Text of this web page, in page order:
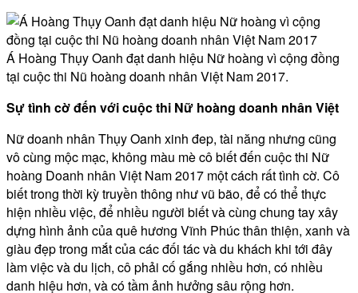
Á Hoàng Thụy Oanh đạt danh hiệu Nữ hoàng vì cộng đồng
tại cuộc thi Nũ hoàng doanh nhân Việt Nam 2017.
Sự tình cờ đến với cuộc thi Nữ hoàng doanh nhân Việt
Nữ doanh nhân Thụy Oanh xinh đep, tài năng nhưng cũng
vô cùng mộc mạc, không màu mè cô biết đến cuộc thi Nữ
hoàng Doanh nhân Việt Nam 2017 một cách rất tình cờ. Cô
biết trong thời kỳ truyền thông như vũ bão, để có thể thực
hiện nhiều việc, để nhiều người biết và cùng chung tay xây
dựng hình ảnh của quê hương Vĩnh Phúc thân thiện, xanh và
giàu đẹp trong mắt của các đối tác và du khách khi tới đây
làm việc và du lịch, cô phải cố gắng nhiều hơn, có nhiều
danh hiệu hơn, và có tầm ảnh hưởng sâu rộng hơn.